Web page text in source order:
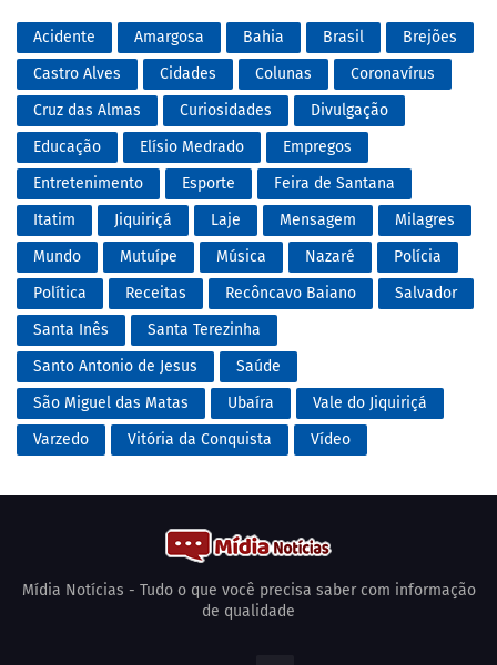
Acidente Amargosa Bahia Brasil
Brejões
Castro Alves
Cidades Colunas
Coronavírus
Cruz das Almas
Curiosidades
Divulgação
Educação
Elísio Medrado
Empregos
Entretenimento
Esporte
Feira de Santana
Itatim
Jiquiriçá Laje Mensagem
Milagres
Mundo
Mutuípe Música Nazaré
Polícia
Política
Receitas Recôncavo Baiano
Salvador
Santa Inês
Santa Terezinha
Santo Antonio de Jesus
Saúde
São Miguel das Matas
Ubaíra
Vale do Jiquiriçá
Varzedo
Vitória da Conquista Vídeo
Mídia Notícias - Tudo o que você precisa saber com informação
de qualidade